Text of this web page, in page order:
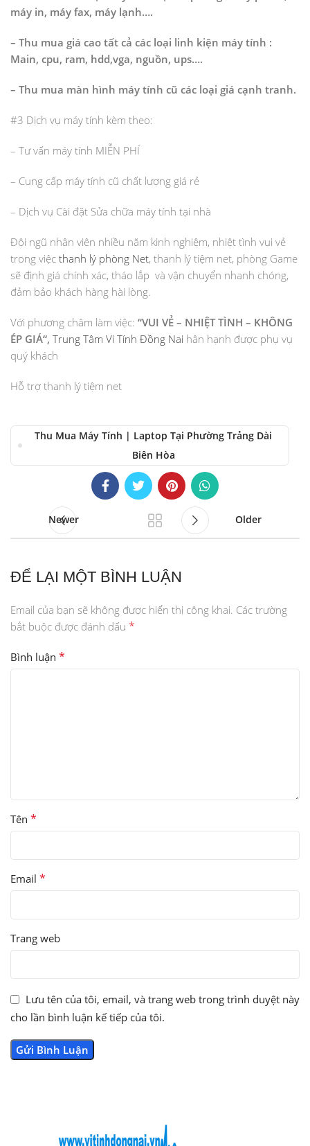
máy in, máy fax, máy lạnh….
– Thu mua giá cao tất cả các loại linh kiện máy tính :
Main, cpu, ram, hdd,vga, nguồn, ups….
– Thu mua màn hình máy tính cũ các loại giá cạnh tranh.
#3 Dịch vụ máy tính kèm theo:
– Tư vấn máy tính MIỄN PHÍ
– Cung cấp máy tính cũ chất lượng giá rẻ
– Dịch vụ Cài đặt Sửa chữa máy tính tại nhà
Đội ngũ nhân viên nhiều năm kinh nghiệm, nhiệt tình vui vẻ
trong việc thanh lý phòng Net, thanh lý tiệm net, phòng Game
sẽ định giá chính xác, tháo lắp và vận chuyển nhanh chóng,
đảm bảo khách hàng hài lòng.
Với phương châm làm việc: “VUI VẺ – NHIỆT TÌNH – KHÔNG
ÉP GIÁ“, Trung Tâm Vi Tính Đồng Nai hân hạnh được phụ vụ
quý khách
Hỗ trợ thanh lý tiệm net
Thu Mua Máy Tính | Laptop Tại Phường Trảng Dài
Biên Hòa
Newer Older
ĐỂ LẠI MỘT BÌNH LUẬN
Email của bạn sẽ không được hiển thị công khai. Các trường
bắt buộc được đánh dấu *
Bình luận *
Tên *
Email *
Trang web
Lưu tên của tôi, email, và trang web trong trình duyệt này
cho lần bình luận kế tiếp của tôi.